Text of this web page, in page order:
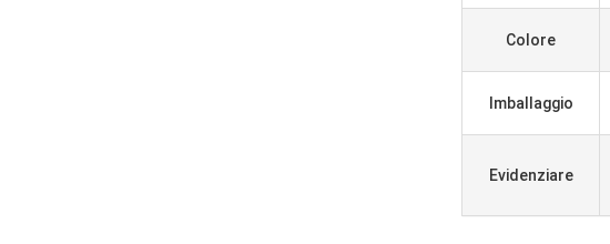
Colore
Imballaggio
Evidenziare